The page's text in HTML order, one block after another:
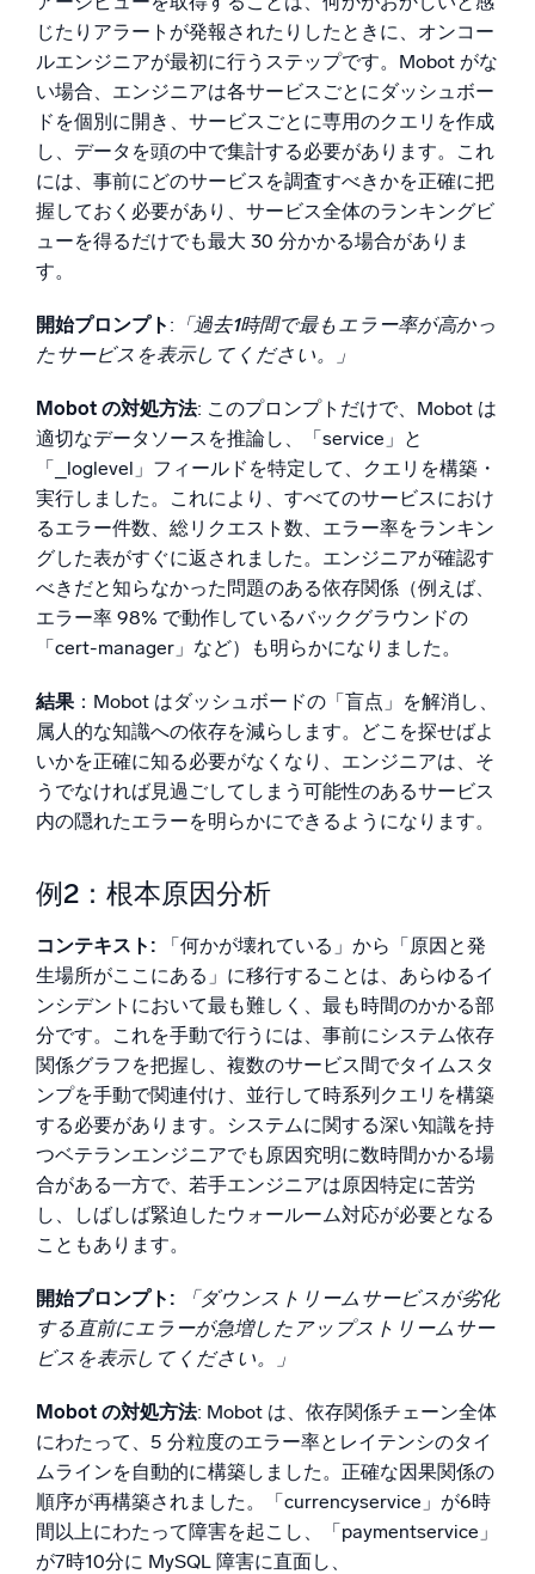
じたりアラートが発報されたりしたときに、オンコー
ルエンジニアが最初に行うステップです。Mobot がな
い場合、エンジニアは各サービスごとにダッシュボー
ドを個別に開き、サービスごとに専用のクエリを作成
し、データを頭の中で集計する必要があります。これ
には、事前にどのサービスを調査すべきかを正確に把
握しておく必要があり、サービス全体のランキングビ
ューを得るだけでも最大 30 分かかる場合がありま
す。
開始プロンプト : 「過去1時間で最もエラー率が高かっ
たサービスを表示してください。」
Mobot の対処方法: このプロンプトだけで、Mobot は
適切なデータソースを推論し、「service」と
「_loglevel」フィールドを特定して、クエリを構築・
実行しました。これにより、すべてのサービスにおけ
るエラー件数、総リクエスト数、エラー率をランキン
グした表がすぐに返されました。エンジニアが確認す
べきだと知らなかった問題のある依存関係（例えば、
エラー率 98% で動作しているバックグラウンドの
「cert-manager」など）も明らかになりました。
結果 ：Mobot はダッシュボードの「盲点」を解消し、
属人的な知識への依存を減らします。どこを探せばよ
いかを正確に知る必要がなくなり、エンジニアは、そ
うでなければ見過ごしてしまう可能性のあるサービス
内の隠れたエラーを明らかにできるようになります。
例2：根本原因分析
コンテキスト: 「何かが壊れている」から「原因と発
生場所がここにある」に移行することは、あらゆるイ
ンシデントにおいて最も難しく、最も時間のかかる部
分です。これを手動で行うには、事前にシステム依存
関係グラフを把握し、複数のサービス間でタイムスタ
ンプを手動で関連付け、並行して時系列クエリを構築
する必要があります。システムに関する深い知識を持
つベテランエンジニアでも原因究明に数時間かかる場
合がある一方で、若手エンジニアは原因特定に苦労
し、しばしば緊迫したウォールーム対応が必要となる
こともあります。
開始プロンプト:
「ダウンストリームサービスが劣化
する直前にエラーが急増したアップストリームサー
ビスを表示してください。」
Mobot の対処方法: Mobot は、依存関係チェーン全体
にわたって、5 分粒度のエラー率とレイテンシのタイ
ムラインを自動的に構築しました。正確な因果関係の
順序が再構築されました。「currencyservice」が6時
間以上にわたって障害を起こし、「paymentservice」
が7時10分に MySQL 障害に直面し、